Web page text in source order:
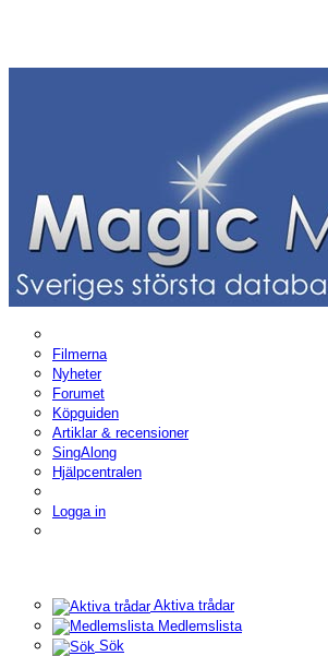
Filmerna
Nyheter
Forumet
Köpguiden
Artiklar & recensioner
SingAlong
Hjälpcentralen
Logga in
Aktiva trådar
Medlemslista
Sök